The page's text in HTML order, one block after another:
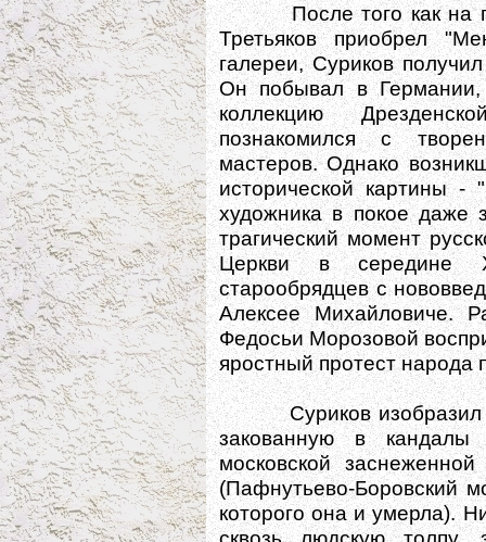
После того как на
Третьяков приобрел
галереи, Суриков
Он побывал в
коллекцию
познакомился с
мастеров. Однако
исторической картины
художника в покое даже
трагический момент
Церкви в середине
старообрядцев с
Алексее Михайловиче.
Федосьи Морозовой
яростный протест народа
Суриков изобразил
закованную в
московской
(Пафнутьево-Боровский
которого она и умерла).